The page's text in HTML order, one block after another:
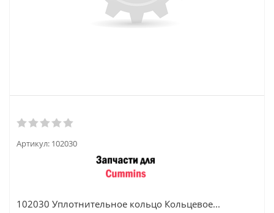
Артикул: 102030
102030 Уплотнительное кольцо Кольцевое...